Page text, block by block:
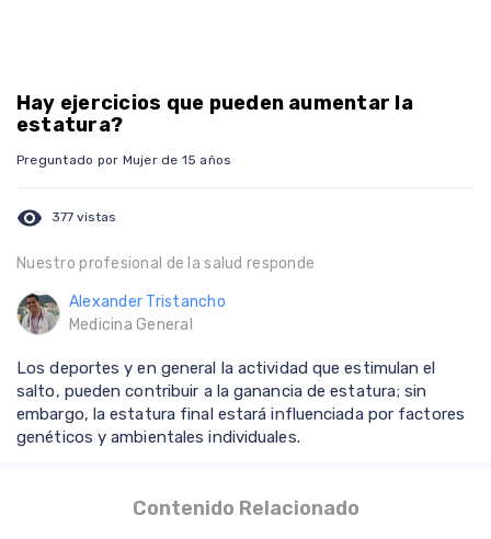
Hay ejercicios que pueden aumentar la
estatura?
Preguntado por Mujer de 15 años
visibility 377 vistas
Nuestro profesional de la salud responde
Alexander Tristancho
Medicina General
Los deportes y en general la actividad que estimulan el
salto, pueden contribuir a la ganancia de estatura; sin
embargo, la estatura final estará influenciada por factores
genéticos y ambientales individuales.
Contenido Relacionado